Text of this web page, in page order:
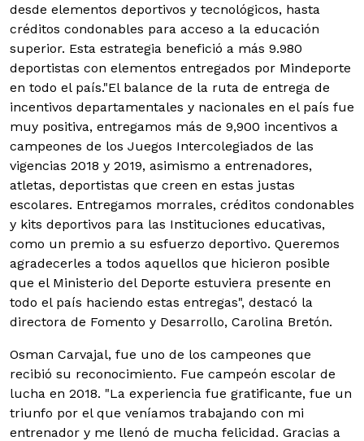
desde elementos deportivos y tecnológicos, hasta
créditos condonables para acceso a la educación
superior. Esta estrategia benefició a más 9.980
deportistas con elementos entregados por Mindeporte
en todo el país."El balance de la ruta de entrega de
incentivos departamentales y nacionales en el país fue
muy positiva, entregamos más de 9,900 incentivos a
campeones de los Juegos Intercolegiados de las
vigencias 2018 y 2019, asimismo a entrenadores,
atletas, deportistas que creen en estas justas
escolares. Entregamos morrales, créditos condonables
y kits deportivos para las Instituciones educativas,
como un premio a su esfuerzo deportivo. Queremos
agradecerles a todos aquellos que hicieron posible
que el Ministerio del Deporte estuviera presente en
todo el país haciendo estas entregas", destacó la
directora de Fomento y Desarrollo, Carolina Bretón.
Osman Carvajal, fue uno de los campeones que
recibió su reconocimiento. Fue campeón escolar de
lucha en 2018. "La experiencia fue gratificante, fue un
triunfo por el que veníamos trabajando con mi
entrenador y me llenó de mucha felicidad. Gracias a